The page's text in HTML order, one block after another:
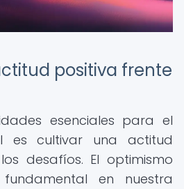
positiva frente
esenciales para el
es cultivar una actitud
desafíos. El optimismo
en nuestra